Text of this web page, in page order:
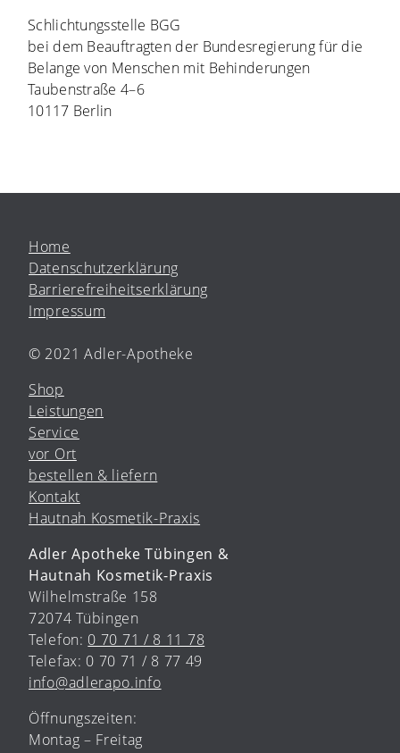
Schlichtungsstelle BGG
bei dem Beauftragten der Bundesregierung für die
Belange von Menschen mit Behinderungen
Taubenstraße 4–6
10117 Berlin
Home
Datenschutzerklärung
Barrierefreiheitserklärung
Impressum
© 2021 Adler-Apotheke
Shop
Leistungen
Service
vor Ort
bestellen & liefern
Kontakt
Hautnah Kosmetik-Praxis
Adler Apotheke Tübingen &
Hautnah Kosmetik-Praxis
Wilhelmstraße 158
72074 Tübingen
Telefon: 0 70 71 / 8 11 78
Telefax: 0 70 71 / 8 77 49
info@adlerapo.info
Öffnungszeiten:
Montag – Freitag